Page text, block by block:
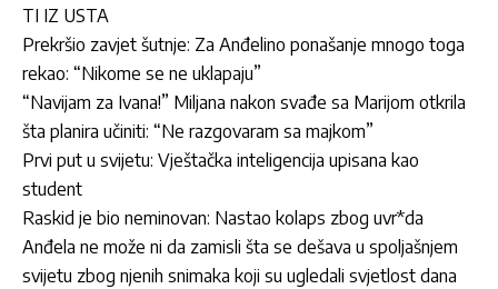
TI IZ USTA
Prekršio zavjet šutnje: Za Anđelino ponašanje mnogo toga
rekao: “Nikome se ne uklapaju”
“Navijam za Ivana!” Miljana nakon svađe sa Marijom otkrila
šta planira učiniti: “Ne razgovaram sa majkom”
Prvi put u svijetu: Vještačka inteligencija upisana kao
student
Raskid je bio neminovan: Nastao kolaps zbog uvr*da
Anđela ne može ni da zamisli šta se dešava u spoljašnjem
svijetu zbog njenih snimaka koji su ugledali svjetlost dana